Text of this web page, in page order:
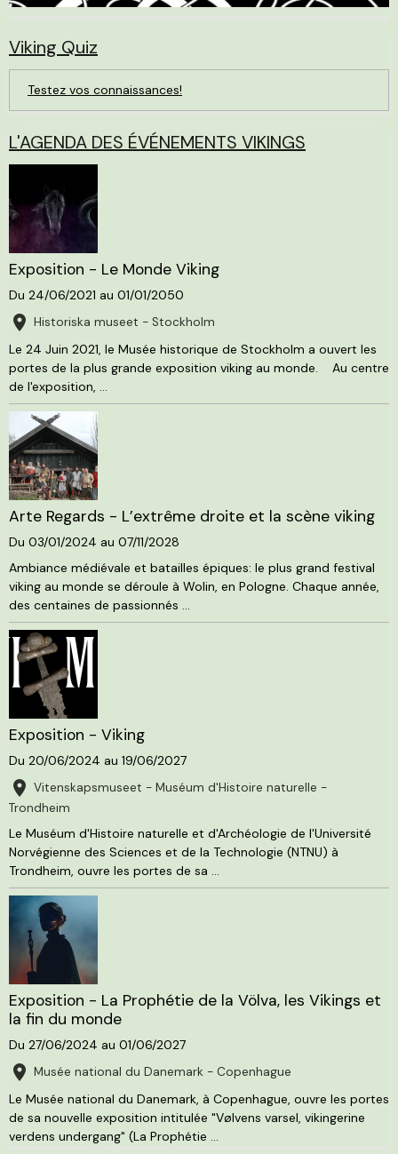
Viking Quiz
Testez vos connaissances!
L'AGENDA DES ÉVÉNEMENTS VIKINGS
Exposition - Le Monde Viking
Du 24/06/2021 au 01/01/2050
Historiska museet - Stockholm
Le 24 Juin 2021, le Musée historique de Stockholm a ouvert les
portes de la plus grande exposition viking au monde. Au centre
de l'exposition, ...
Arte Regards - L’extrême droite et la scène viking
Du 03/01/2024 au 07/11/2028
Ambiance médiévale et batailles épiques: le plus grand festival
viking au monde se déroule à Wolin, en Pologne. Chaque année,
des centaines de passionnés ...
Exposition - Viking
Du 20/06/2024 au 19/06/2027
Vitenskapsmuseet - Muséum d'Histoire naturelle -
Trondheim
Le Muséum d'Histoire naturelle et d'Archéologie de l'Université
Norvégienne des Sciences et de la Technologie (NTNU) à
Trondheim, ouvre les portes de sa ...
Exposition - La Prophétie de la Völva, les Vikings et
la fin du monde
Du 27/06/2024 au 01/06/2027
Musée national du Danemark - Copenhague
Le Musée national du Danemark, à Copenhague, ouvre les portes
de sa nouvelle exposition intitulée "Vølvens varsel, vikingerine
verdens undergang" (La Prophétie ...